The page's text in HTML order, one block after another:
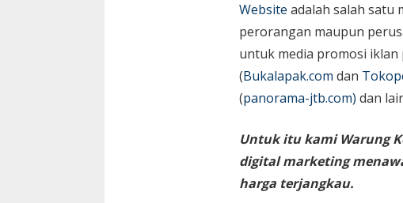
Website adalah salah satu
perorangan maupun
untuk media promosi
(Bukalapak.com dan
(panorama-jtb.com) dan
Untuk itu kami Warung
digital marketing
harga terjangkau.